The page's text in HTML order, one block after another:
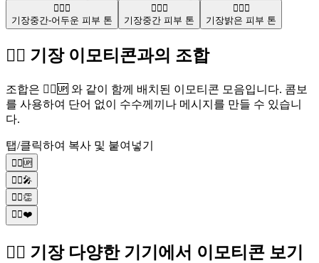
🧑🏾‍✈️
기장중간-어두운 피부 톤
🧑🏽‍✈️
기장중간 피부 톤
🧑🏻‍✈️
기장밝은 피부 톤
🧑‍✈️ 기장 이모티콘과의 조합
조합은 🧑‍✈️🆙 와 같이 함께 배치된 이모티콘 모음입니다. 콤보
를 사용하여 단어 없이 수수께끼나 메시지를 만들 수 있습니
다.
탭/클릭하여 복사 및 붙여넣기
🧑‍✈️🆙
🧑‍✈️🎤
🧑‍✈️👏
🧑‍✈️❤️
🧑‍✈️ 기장 다양한 기기에서 이모티콘 보기